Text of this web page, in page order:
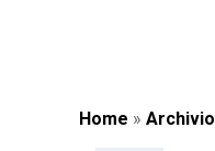
Home » Archivio